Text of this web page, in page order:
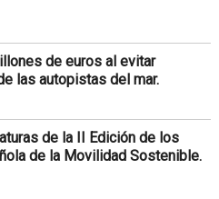
de euros al evitar
las autopistas del mar.
de la II Edición de los
de la Movilidad Sostenible.